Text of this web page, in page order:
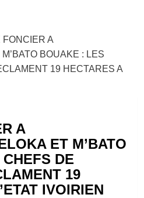
FONCIER A
BOUAKE : LES
19 HECTARES A
A
ET M’BATO
DE
19
IVOIRIEN